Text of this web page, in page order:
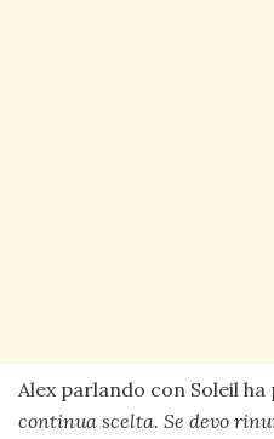
Alex parlando con Soleil
continua scelta. Se devo